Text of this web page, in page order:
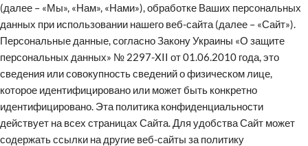
(далее – «Мы», «Нам», «Нами»), обработке Ваших персональных
данных при использовании нашего веб-сайта (далее – «Сайт»).
Персональные данные, согласно Закону Украины «О защите
персональных данных» № 2297-XII от 01.06.2010 года, это
сведения или совокупность сведений о физическом лице,
которое идентифицировано или может быть конкретно
идентифицировано. Эта политика конфиденциальности
действует на всех страницах Сайта. Для удобства Сайт может
содержать ссылки на другие веб-сайты за политику